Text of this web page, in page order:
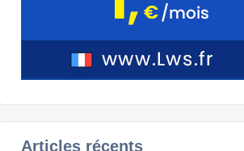
Articles récents